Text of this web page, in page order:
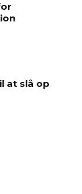
at slå op